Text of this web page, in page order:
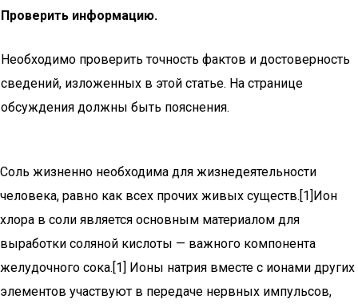
Проверить информацию.
Необходимо проверить точность фактов и достоверность
сведений, изложенных в этой статье. На странице
обсуждения должны быть пояснения.
Соль жизненно необходима для жизнедеятельности
человека, равно как всех прочих живых существ.[1]Ион
хлора в соли является основным материалом для
выработки соляной кислоты — важного компонента
желудочного сока.[1] Ионы натрия вместе с ионами других
элементов участвуют в передаче нервных импульсов,